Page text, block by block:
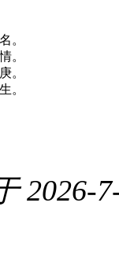
。
。
。
。
2026-